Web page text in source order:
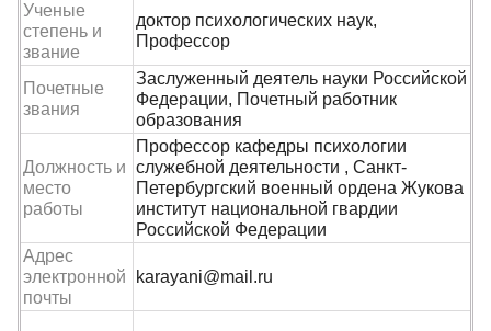
Ученые
степень и
звание
доктор психологических наук,
Профессор
Почетные
звания
Заслуженный деятель науки Российской
Федерации, Почетный работник
образования
Должность и
место
работы
Профессор кафедры психологии
служебной деятельности , Санкт-
Петербургский военный ордена Жукова
институт национальной гвардии
Российской Федерации
Адрес
электронной
почты
karayani@mail.ru